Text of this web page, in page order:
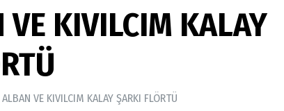
VE KIVILCIM KALAY
ALBAN VE KIVILCIM KALAY ŞARKI FLÖRTÜ